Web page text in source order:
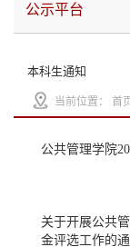
公示平台
本科生通知
当前位置： 首
公共管理学院
关于开展公共
金评选工作的